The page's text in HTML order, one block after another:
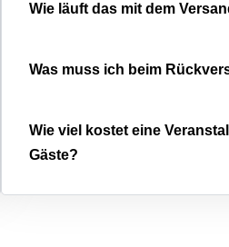
Wie läuft das mit dem
Was muss ich beim
Wie viel kostet eine
Gäste?